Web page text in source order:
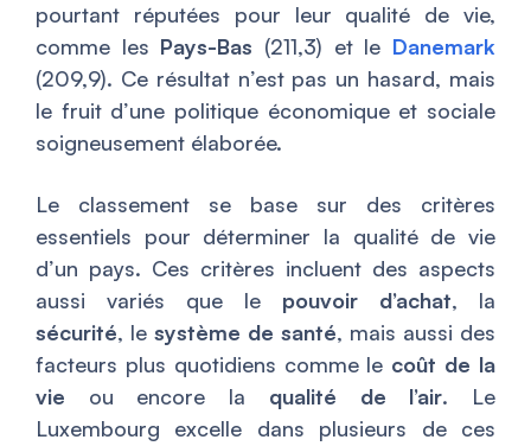
pourtant réputées pour leur qualité de vie,
comme les Pays-Bas (211,3) et le Danemark
(209,9). Ce résultat n’est pas un hasard, mais
le fruit d’une politique économique et sociale
soigneusement élaborée.
Le classement se base sur des critères
essentiels pour déterminer la qualité de vie
d’un pays. Ces critères incluent des aspects
aussi variés que le pouvoir d’achat, la
sécurité, le système de santé, mais aussi des
facteurs plus quotidiens comme le coût de la
vie ou encore la qualité de l’air. Le
Luxembourg excelle dans plusieurs de ces